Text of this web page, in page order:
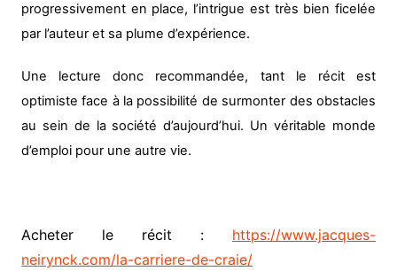
progressivement en place, l’intrigue est très bien ficelée
par l’auteur et sa plume d’expérience.
Une lecture donc recommandée, tant le récit est
optimiste face à la possibilité de surmonter des obstacles
au sein de la société d’aujourd’hui. Un véritable monde
d’emploi pour une autre vie.
Acheter le récit : https://www.jacques-
neirynck.com/la-carriere-de-craie/